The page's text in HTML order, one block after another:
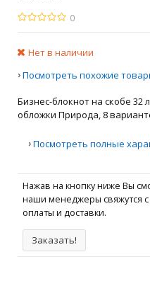
0
Нет в наличии
›Посмотреть похожие
Бизнес-блокнот на скобе 32
обложки Природа, 8
›Посмотреть полные
Нажав на кнопку ниже Вы
наши менеджеры свяжутся
оплаты и доставки.
Заказать!